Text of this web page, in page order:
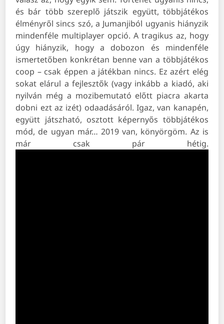
és bár több szereplő játszik együtt, többjátékos
élményről sincs szó, a Jumanjiból ugyanis hiányzik
mindenféle multiplayer opció. A tragikus az, hogy
úgy hiányzik, hogy a dobozon és mindenféle
ismertetőben konkrétan benne van a többjátékos
coop – csak éppen a játékban nincs. Ez azért elég
sokat elárul a fejlesztők (vagy inkább a kiadó, aki
nyilván még a mozibemutató előtt piacra akarta
dobni ezt az izét) odaadásáról. Igaz, van kanapén,
együtt játszható, osztott képernyős többjátékos
mód, de ugyan már… 2019 van, könyörgöm. Az is
már csak pár hétig.